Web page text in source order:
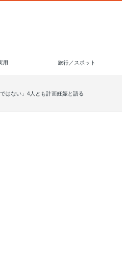
用 旅行／スポット
はない」4人とも計画妊娠と語る